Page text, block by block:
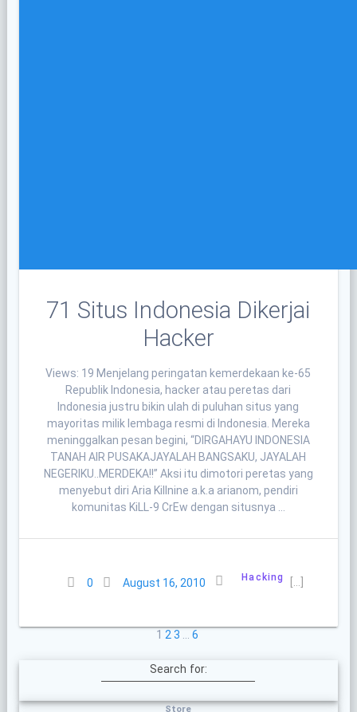
71 Situs Indonesia Dikerjai
Hacker
Views: 19 Menjelang peringatan kemerdekaan ke-65
Republik Indonesia, hacker atau peretas dari
Indonesia justru bikin ulah di puluhan situs yang
mayoritas milik lembaga resmi di Indonesia. Mereka
meninggalkan pesan begini, “DIRGAHAYU INDONESIA
TANAH AIR PUSAKAJAYALAH BANGSAKU, JAYALAH
NEGERIKU..MERDEKA!!” Aksi itu dimotori peretas yang
menyebut diri Aria Killnine a.k.a arianom, pendiri
komunitas KiLL-9 CrEw dengan situsnya …
0 August 16, 2010 Hacking […]
Posts
Page
1 Page
2 Page
3 Page
6
Search for:
Store